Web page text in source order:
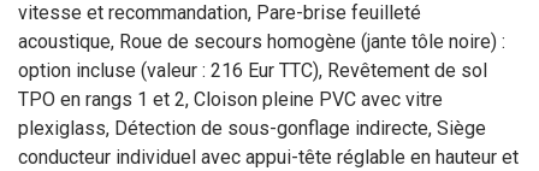
vitesse et recommandation, Pare-brise feuilleté
acoustique, Roue de secours homogène (jante tôle noire) :
option incluse (valeur : 216 Eur TTC), Revêtement de sol
TPO en rangs 1 et 2, Cloison pleine PVC avec vitre
plexiglass, Détection de sous-gonflage indirecte, Siège
conducteur individuel avec appui-tête réglable en hauteur et